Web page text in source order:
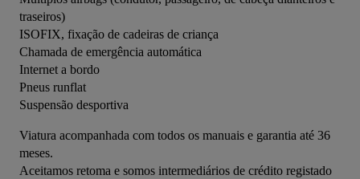
traseiros)
ISOFIX, fixação de cadeiras de criança
Chamada de emergência automática
Internet a bordo
Pneus runflat
Suspensão desportiva
Viatura acompanhada com todos os manuais e garantia até 36
meses.
Aceitamos retoma e somos intermediários de crédito registado